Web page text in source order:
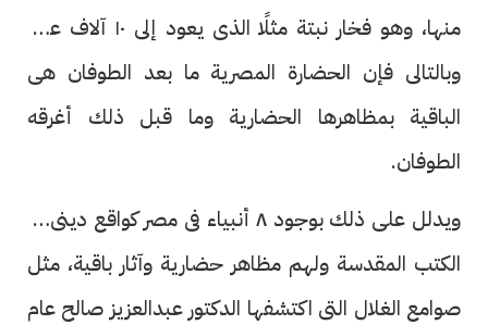
منها، وهو فخار نبتة مثلًا الذى يعود إلى ١٠ آلاف عام،
وبالتالى فإن الحضارة المصرية ما بعد الطوفان هى
الباقية بمظاهرها الحضارية وما قبل ذلك أغرقه
الطوفان.
ويدلل على ذلك بوجود ٨ أنبياء فى مصر كواقع دينى فى
الكتب المقدسة ولهم مظاهر حضارية وآثار باقية، مثل
صوامع الغلال التى اكتشفها الدكتور عبدالعزيز صالح عام